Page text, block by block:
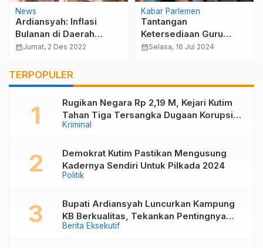
News
Ardiansyah: Inflasi
Bulanan di Daerah
Masih Terkendali
calendar_monthJumat, 2 Des 2022
Kabar Parlemen
Tantangan
Ketersediaan Guru
Tambahan di Kutai
Diperlukan
calendar_monthSelasa, 16 Jul 2024
TERPOPULER
Kriminal
Rugikan Negara Rp 2,19 M, Kejari Kutim
Tahan Tiga Tersangka Dugaan Korupsi
Pembangunan Kolam Renang Di Desa
Politik
Demokrat Kutim Pastikan Mengusung
Kadernya Sendiri Untuk Pilkada 2024
Berita Eksekutif
Bupati Ardiansyah Luncurkan Kampung
KB Berkualitas, Tekankan Pentingnya
Keluarga dalam Mewujudkan Generasi